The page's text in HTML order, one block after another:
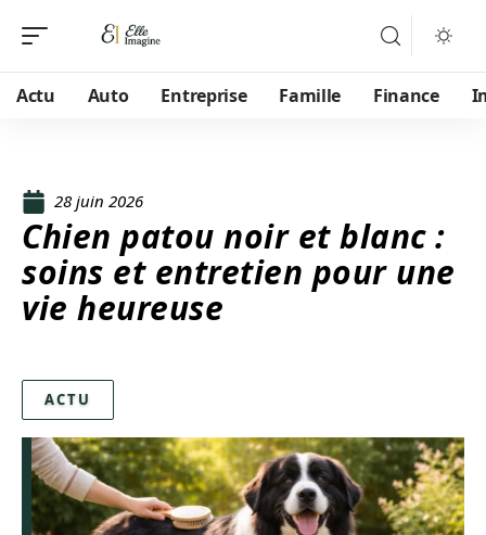
Actu Auto Entreprise Famille Finance
28 juin 2026
Chien patou noir et blanc :
soins et entretien pour une
vie heureuse
ACTU